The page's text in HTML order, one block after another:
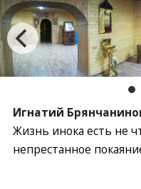
Игнатий
Жизнь инока есть не
непрестанное